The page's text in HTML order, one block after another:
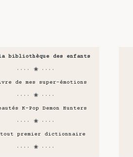
bibliothèque des enfants
···· ❀ ····
de mes super-émotions
···· ❀ ····
K-Pop Demon Hunters
···· ❀ ····
tout premier dictionnaire
···· ❀ ····